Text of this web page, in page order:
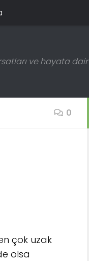
ve hayata dair
0
çok uzak
olsa